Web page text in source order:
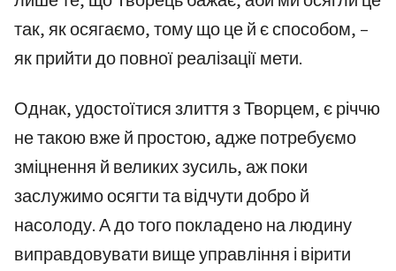
так, як осягаємо, тому що це й є способом, –
як прийти до повної реалізації мети.
Однак, удостоїтися злиття з Творцем, є річчю
не такою вже й простою, адже потребуємо
зміцнення й великих зусиль, аж поки
заслужимо осягти та відчути добро й
насолоду. А до того покладено на людину
виправдовувати вище управління і вірити